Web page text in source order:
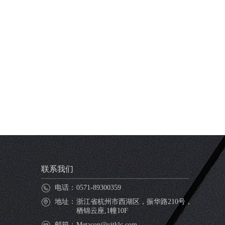
电话： 0571-89300359
地址：浙江省杭州市西湖区，振华路210号，
栖锦云座,1幢10F
联系我们